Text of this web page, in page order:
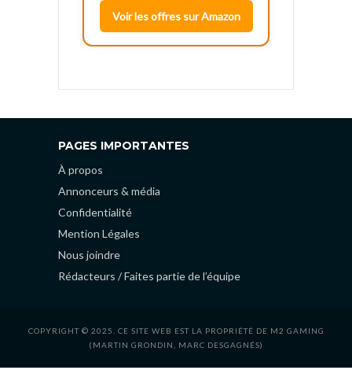
Voir les offres sur Amazon
PAGES IMPORTANTES
À propos
Annonceurs & média
Confidentialité
Mention Légales
Nous joindre
Rédacteurs / Faites partie de l’équipe
COPYRIGHT © 2025. CE SITE WEB EST LA PROPRIÉTÉ DE M2 GAMING
(MARTIN GRONDIN, MARC DESGAGNÉS)